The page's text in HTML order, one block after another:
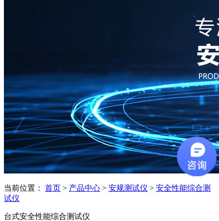
当前位置： 首页 > 产品中心 > 安规测试仪 > 安全性能综合测
试仪
台式安全性能综合测试仪